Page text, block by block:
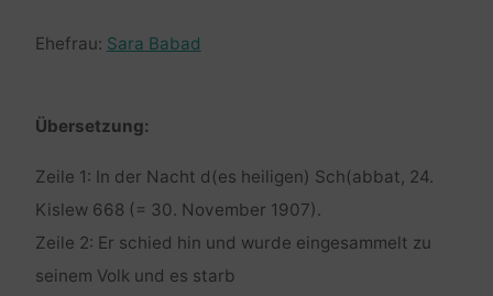
Ehefrau: Sara Babad
Übersetzung:
Zeile 1: In der Nacht d(es heiligen) Sch(abbat, 24.
Kislew 668 (= 30. November 1907).
Zeile 2: Er schied hin und wurde eingesammelt zu
seinem Volk und es starb